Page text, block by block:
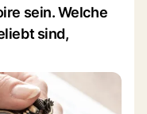
sein. Welche
sind,